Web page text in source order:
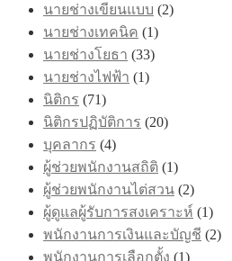
นายช่างเขียนแบบ (2)
นายช่างเทคนิค (1)
นายช่างโยธา (33)
นายช่างไฟฟ้า (1)
นิติกร (71)
นิติกรปฏิบัติการ (20)
บุคลากร (4)
ผู้ช่วยพนักงานสถิติ (1)
ผู้ช่วยพนักงานไต่สวน (2)
ผู้ดูแลผู้รับการสงเคราะห์ (1)
พนักงานการเงินและบัญชี (2)
พนักงานการเลือกตั้ง (1)